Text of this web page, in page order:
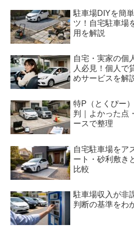
駐車場DIYを簡
ツ！自宅駐車場
用を解説
自宅・実家の個
人必見！個人で
めサービスを解
特P（とくぴー
判｜よかった点
ースで整理
自宅駐車場をア
ート・砂利敷き
比較
駐車場収入が非
判断の基準をわ